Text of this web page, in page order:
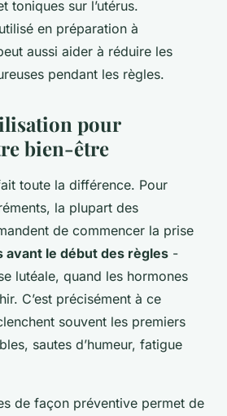
toniques sur l’utérus.
en préparation à
aussi aider à réduire les
pendant les règles.
pour
bien-être
toute la différence. Pour
la plupart des
de commencer la prise
avant le début des règles -
lutéale, quand les hormones
C’est précisément à ce
souvent les premiers
sautes d’humeur, fatigue
de façon préventive permet de